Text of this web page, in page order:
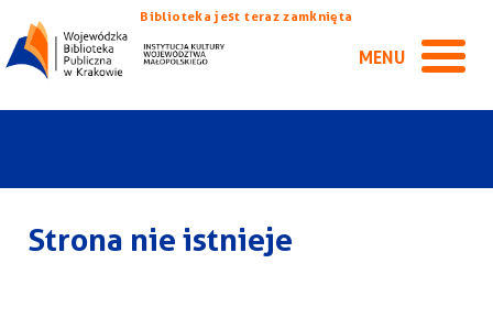
Biblioteka jest teraz zamknięta
MENU
Strona nie istnieje